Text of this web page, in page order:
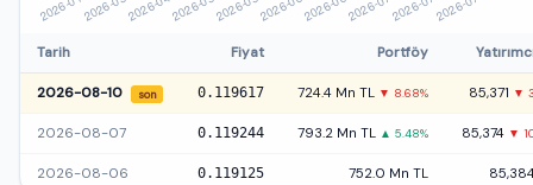
Tarih Fiyat Portföy
2026-08-10 son 0.119617 724.4 Mn TL ▼ 8.68% 85,371 ▼
2026-08-07 0.119244 793.2 Mn TL ▲ 5.48% 85,374 ▼
2026-08-06 0.119125 752.0 Mn TL